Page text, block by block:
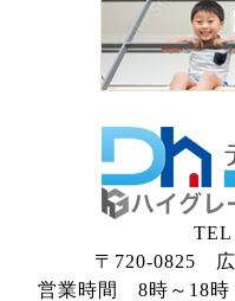
TEL
〒720-0825
営業時間 8時～18時